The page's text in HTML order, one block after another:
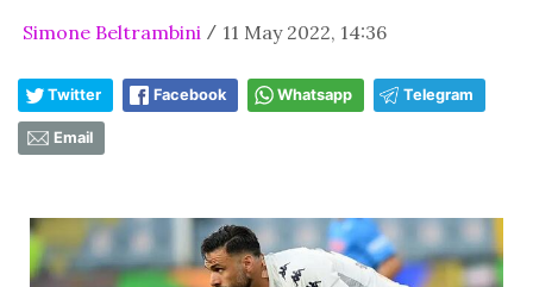
Simone Beltrambini / 11 May 2022, 14:36
Twitter Facebook Whatsapp Telegram
Email